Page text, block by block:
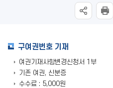
구여권번호 기재
여권기재사항변경신청서 1부
기존 여권, 신분증
수수료 : 5,000원